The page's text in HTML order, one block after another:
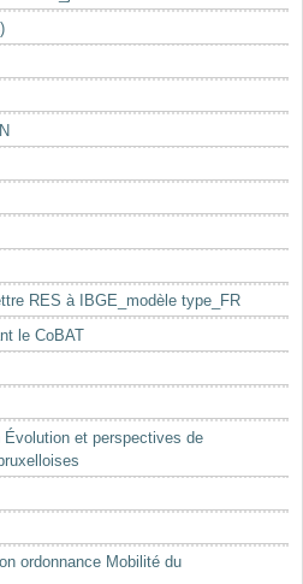
RES à IBGE_modèle type_FR
le CoBAT
Évolution et perspectives de
ordonnance Mobilité du